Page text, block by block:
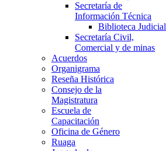
Secretaría de
Información Técnica
Biblioteca Judicial
Secretaría Civil,
Comercial y de minas
Acuerdos
Organigrama
Reseña Histórica
Consejo de la
Magistratura
Escuela de
Capacitación
Oficina de Género
Ruaga